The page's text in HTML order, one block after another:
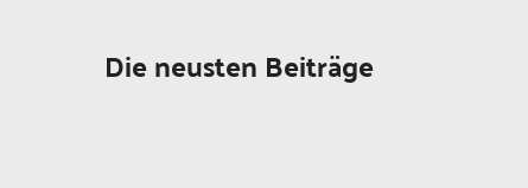
Die neusten Beiträge